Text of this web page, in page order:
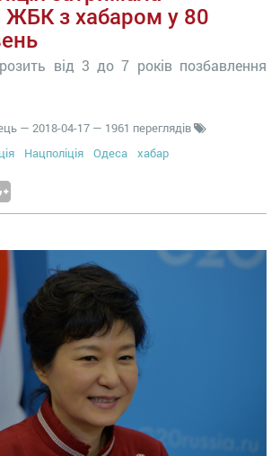
ЖБК з хабаром у 80
від 3 до 7 років позбавлення
— 2018-04-17 — 1961 переглядів
Нацполіція Одеса хабар